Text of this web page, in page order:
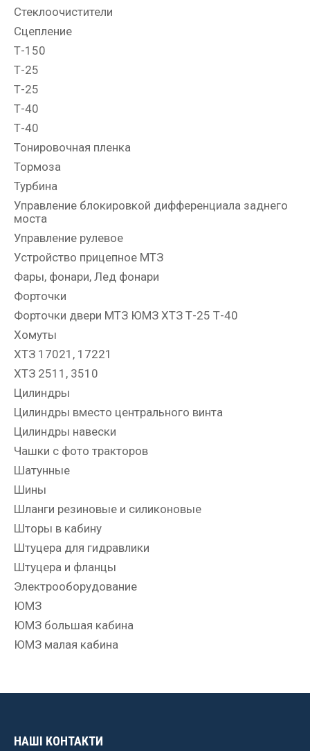
Стеклоочистители
Сцепление
Т-150
Т-25
Т-25
Т-40
Т-40
Тонировочная пленка
Тормоза
Турбина
Управление блокировкой дифференциала заднего
моста
Управление рулевое
Устройство прицепное МТЗ
Фары, фонари, Лед фонари
Форточки
Форточки двери МТЗ ЮМЗ ХТЗ Т-25 Т-40
Хомуты
ХТЗ 17021, 17221
ХТЗ 2511, 3510
Цилиндры
Цилиндры вместо центрального винта
Цилиндры навески
Чашки с фото тракторов
Шатунные
Шины
Шланги резиновые и силиконовые
Шторы в кабину
Штуцера для гидравлики
Штуцера и фланцы
Электрооборудование
ЮМЗ
ЮМЗ большая кабина
ЮМЗ малая кабина
НАШІ КОНТАКТИ